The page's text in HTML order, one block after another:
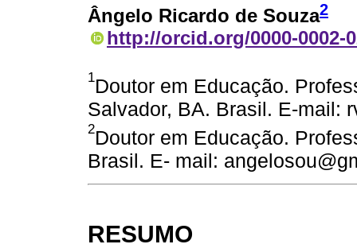
Ângelo Ricardo de Souza2
http://orcid.org/0000-0002-
1Doutor em Educação.
Salvador, BA. Brasil. E-mail:
2Doutor em Educação.
Brasil. E- mail:
RESUMO